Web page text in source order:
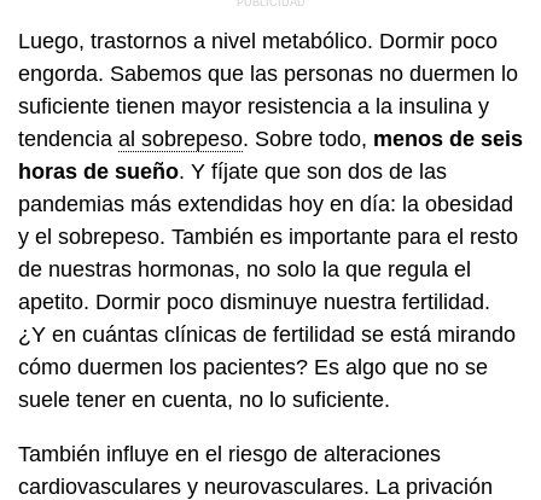
Luego, trastornos a nivel metabólico. Dormir poco
engorda. Sabemos que las personas no duermen lo
suficiente tienen mayor resistencia a la insulina y
tendencia al sobrepeso. Sobre todo, menos de seis
horas de sueño. Y fíjate que son dos de las
pandemias más extendidas hoy en día: la obesidad
y el sobrepeso. También es importante para el resto
de nuestras hormonas, no solo la que regula el
apetito. Dormir poco disminuye nuestra fertilidad.
¿Y en cuántas clínicas de fertilidad se está mirando
cómo duermen los pacientes? Es algo que no se
suele tener en cuenta, no lo suficiente.
También influye en el riesgo de alteraciones
cardiovasculares y neurovasculares. La privación